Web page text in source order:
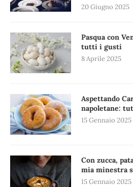
20 Giugno 2025
Pasqua con
tutti i gusti
8 Aprile 2025
Aspettando
napoletane:
15 Gennaio 2025
Con zucca,
mia minestra
15 Gennaio 2025